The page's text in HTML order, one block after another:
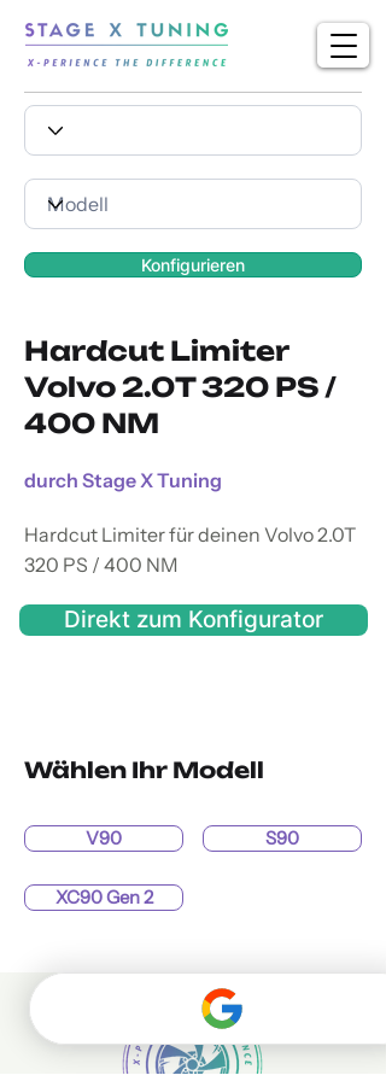
Konfigurieren
Hardcut Limiter
Volvo 2.0T 320 PS /
400 NM
durch Stage X Tuning
Hardcut Limiter für deinen Volvo 2.0T
320 PS / 400 NM
Direkt zum Konfigurator
Wählen Ihr Modell
V90
XC90 Gen 2
S90